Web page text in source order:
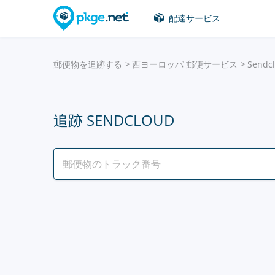
配達サービス
郵便物を追跡する 西ヨーロッパ 郵便サービス
追跡 SENDCLOUD